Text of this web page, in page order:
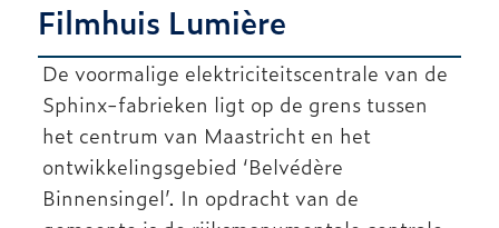
NIEUWS
ARCHIEF
Filmhuis Lumière
De voormalige elektriciteitscentrale van de
Sphinx-fabrieken ligt op de grens tussen
het centrum van Maastricht en het
ontwikkelingsgebied ‘Belvédère
Binnensingel’. In opdracht van de